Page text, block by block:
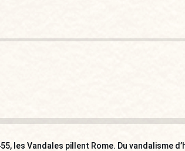
les Vandales pillent Rome. Du vandalisme